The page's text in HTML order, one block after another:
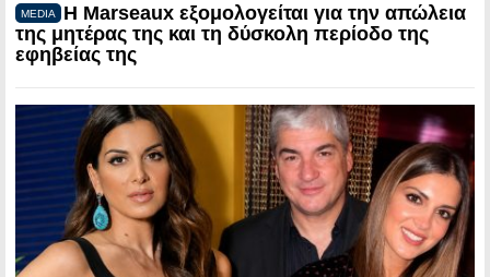
MEDIA
Η Marseaux εξομολογείται για την απώλεια
της μητέρας της και τη δύσκολη περίοδο της
εφηβείας της